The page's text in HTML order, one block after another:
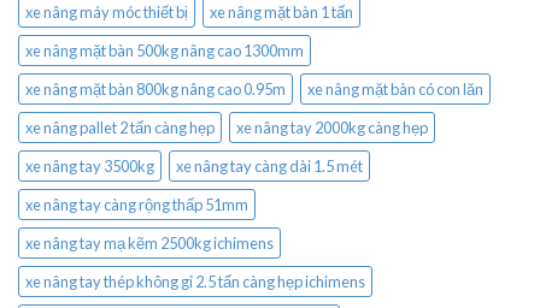
xe nâng máy móc thiết bị
xe nâng mặt bàn 1 tấn
xe nâng mặt bàn 500kg nâng cao 1300mm
xe nâng mặt bàn 800kg nâng cao 0.95m
xe nâng mặt bàn có con lăn
xe nâng pallet 2 tấn càng hẹp
xe nâng tay 2000kg càng hẹp
xe nâng tay 3500kg
xe nâng tay càng dài 1.5 mét
xe nâng tay càng rộng thấp 51mm
xe nâng tay mạ kẽm 2500kg ichimens
xe nâng tay thép không gỉ 2.5 tấn càng hẹp ichimens